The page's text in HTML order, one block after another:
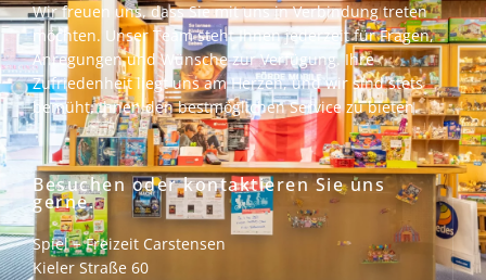
Wir freuen uns, dass Sie mit uns in Verbindung treten
möchten. Unser Team steht Ihnen jederzeit für Fragen,
Anregungen und Wünsche zur Verfügung. Ihre
Zufriedenheit liegt uns am Herzen, und wir sind stets
bemüht, Ihnen den bestmöglichen Service zu bieten.
Besuchen oder kontaktieren Sie uns
gerne.
Spiel + Freizeit Carstensen
Kieler Straße 60